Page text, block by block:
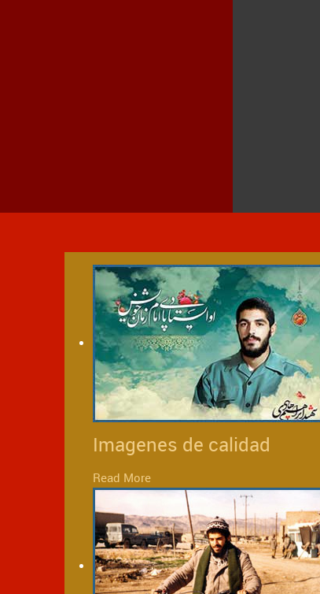
Imagenes de calidad
Read More